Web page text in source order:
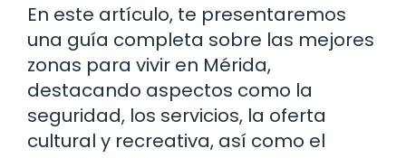
En este artículo, te presentaremos
una guía completa sobre las mejores
zonas para vivir en Mérida,
destacando aspectos como la
seguridad, los servicios, la oferta
cultural y recreativa, así como el